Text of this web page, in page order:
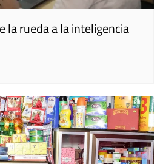
la rueda a la inteligencia